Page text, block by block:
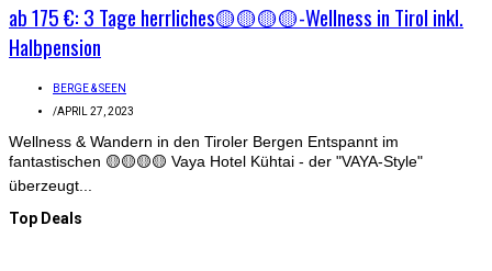
ab 175 €: 3 Tage herrliches🟡🟡🟡🟡-Wellness in Tirol inkl.
Halbpension
BERGE & SEEN
/APRIL 27, 2023
Wellness & Wandern in den Tiroler Bergen Entspannt im
fantastischen 🟡🟡🟡🟡 Vaya Hotel Kühtai - der "VAYA-Style"
überzeugt...
Top Deals